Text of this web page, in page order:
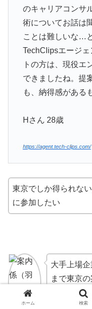
のキャリアコンサ
術についてお話は
ことは難しいな…
TechClipsエージ
トの方は、現役エ
できましたね。提
も、納得感がある
Hさん 28歳
https://agent.tech-clips.com/
東京でしか得られな
に参加したい
大手上場
まで東京
ホーム 検索